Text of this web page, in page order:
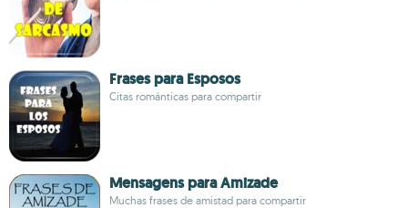
Frases para Esposos
Citas románticas para compartir
Mensagens para Amizade
Muchas frases de amistad para compartir